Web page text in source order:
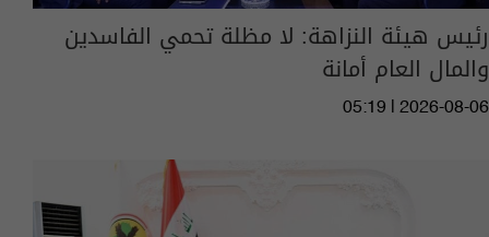
رئيس هيئة النزاهة: لا مظلة تحمي الفاسدين
والمال العام أمانة
05:19 | 2026-08-06